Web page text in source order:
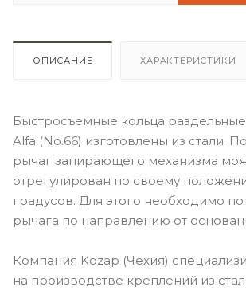
ОПИСАНИЕ ХАРАКТЕРИСТИКИ
Быстросъемные кольца
Alfa (No.66) изготовлены из стали.
рычаг запирающего механизма
отрегулирован по своему
градусов. Для этого необходимо
рычага по направлению от
Компания Kozap (Чехия)
на производстве креплений из